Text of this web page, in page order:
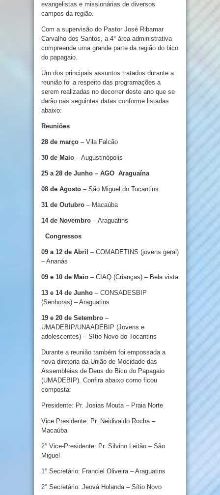
evangelistas e missionárias de diversos
campos da região.
Com a supervisão do Pastor José Ribamar
Carvalho dos Santos, a 4° área administrativa
compreende uma grande parte da região do bico
do papagaio.
Um dos principais assuntos tratados durante a
reunião foi a respeito das programações a
serem realizadas no decorrer deste ano que se
darão nas seguintes datas conforme listadas
abaixo:
Reuniões
28 de março – Vila Falcão
30 de Maio – Augustinópolis
25 a 28 de Junho – AGO Araguaína
08 de Agosto – São Miguel do Tocantins
31 de Outubro – Macaúba
14 de Novembro – Araguatins
Congressos
09 a 12 de Abril – COMADETINS (jovens geral)
– Ananás
09 e 10 de Maio – CIAQ (Crianças) – Bela vista
13 e 14 de Junho – CONSADESBIP
(Senhoras) – Araguatins
19 e 20 de Setembro –
UMADEBIP/UNAADEBIP (Jovens e
adolescentes) – Sítio Novo do Tocantins
Durante a reunião também foi empossada a
nova diretoria da União de Mocidade das
Assembleias de Deus do Bico do Papagaio
(UMADEBIP). Confira abaixo como ficou
composta:
Presidente: Pr. Josias Mouta – Praia Norte
Vice Presidente: Pr. Neidivaldo Rocha –
Macaúba
2° Vice-Presidente: Pr. Silvino Leitão – São
Miguel
1° Secretário: Franciel Oliveira – Araguatins
2° Secretário: Jeová Holanda – Sítio Novo